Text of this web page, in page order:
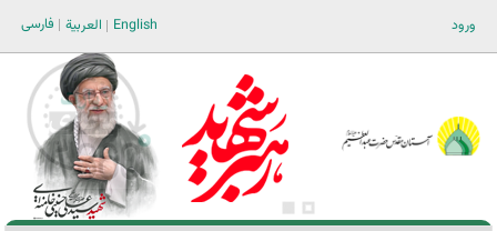
ورود فارسی العربية English